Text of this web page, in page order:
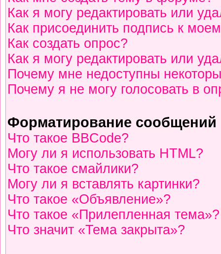
Как я могу редактировать или
Как присоединить подпись к
Как создать опрос?
Как я могу редактировать или
Почему мне недоступны
Почему я не могу голосовать в
Форматирование
Что такое BBCode?
Могу ли я использовать HTML?
Что такое смайлики?
Могу ли я вставлять картинки?
Что такое «Объявление»?
Что такое «Прилепленная тема»?
Что значит «Тема закрыта»?